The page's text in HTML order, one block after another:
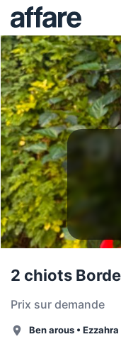
2 chiots
Prix sur demande
Ben arous • Ezzahra